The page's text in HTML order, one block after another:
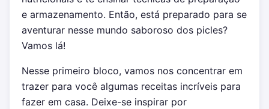
e armazenamento. Então, está preparado para se
aventurar nesse mundo saboroso dos picles?
Vamos lá!
Nesse primeiro bloco, vamos nos concentrar em
trazer para você algumas receitas incríveis para
fazer em casa. Deixe-se inspirar por